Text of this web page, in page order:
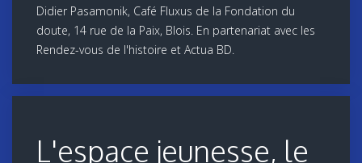
Didier Pasamonik, Café Fluxus de la Fondation du
doute, 14 rue de la Paix, Blois. En partenariat avec les
Rendez-vous de l'histoire et Actua BD.
L'espace jeunesse, le